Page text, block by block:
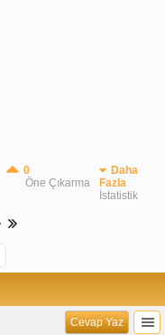
0
Öne Çıkarma
Daha
Fazla
İstatistik
Cevap Yaz